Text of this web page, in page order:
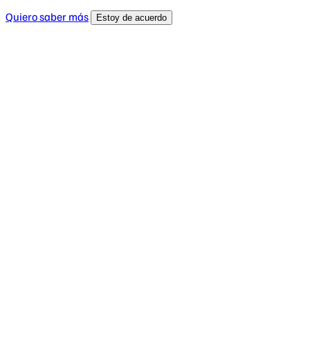
Quiero saber más
Estoy de acuerdo